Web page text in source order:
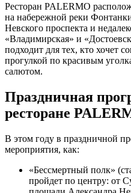
Ресторан PALERMO
на набережной реки
Невского проспекта и
«Владимирская» и
подходит для тех, кто хочет
прогулкой по красивым
салютом.
Праздничная
ресторане
В этом году в праздничной
мероприятия, как:
«Бессмертный полк»
пройдет по центру: от